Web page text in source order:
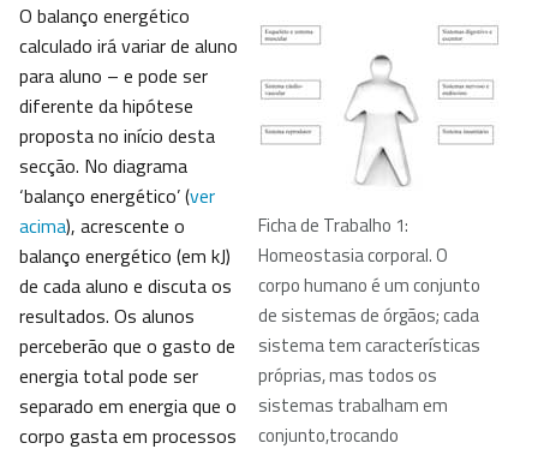
Ficha de Trabalho 1:
Homeostasia corporal. O
corpo humano é um conjunto
de sistemas de órgãos; cada
sistema tem características
próprias, mas todos os
sistemas trabalham em
conjunto,trocando
O balanço energético
calculado irá variar de aluno
para aluno – e pode ser
diferente da hipótese
proposta no início desta
secção. No diagrama
‘balanço energético’ (ver
acima), acrescente o
balanço energético (em kJ)
de cada aluno e discuta os
resultados. Os alunos
perceberão que o gasto de
energia total pode ser
separado em energia que o
corpo gasta em processos